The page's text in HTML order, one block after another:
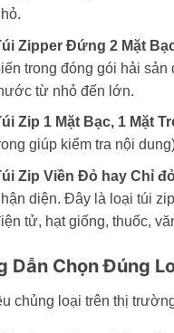
Zipper Đứng 2 Mặt
trong đóng gói hải
từ nhỏ đến lớn.
Zip 1 Mặt Bạc, 1 Mặt
giúp kiểm tra nội
Zip Viền Đỏ hay Chỉ
diện. Đây là loại túi
tử, hạt giống, thuốc,
Dẫn Chọn Đúng
chủng loại trên thị